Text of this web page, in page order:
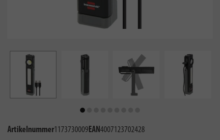
Artikelnummer1173730009EAN4007123702428